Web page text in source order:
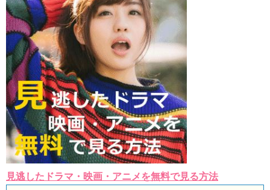
見逃したドラマ・映画・アニメを無料で見る方法